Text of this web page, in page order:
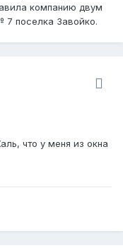
компанию двум
поселка Завойко.
что у меня из окна